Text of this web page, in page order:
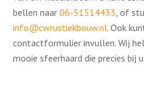
bellen naar06-51514433, of
info@cwrustiekbouw.nl. Ook
contactformulier invullen. Wij
mooie sfeerhaard die precies bij